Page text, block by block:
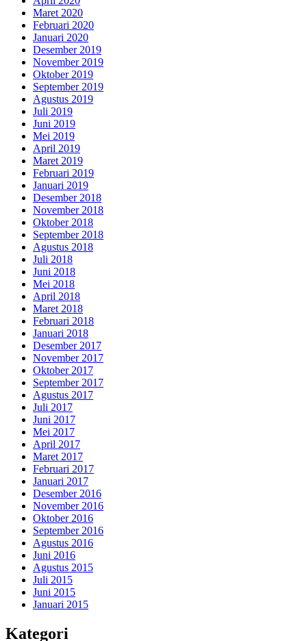
Maret 2020
Februari 2020
Januari 2020
Desember 2019
November 2019
Oktober 2019
September 2019
Agustus 2019
Juli 2019
Juni 2019
Mei 2019
April 2019
Maret 2019
Februari 2019
Januari 2019
Desember 2018
November 2018
Oktober 2018
September 2018
Agustus 2018
Juli 2018
Juni 2018
Mei 2018
April 2018
Maret 2018
Februari 2018
Januari 2018
Desember 2017
November 2017
Oktober 2017
September 2017
Agustus 2017
Juli 2017
Juni 2017
Mei 2017
April 2017
Maret 2017
Februari 2017
Januari 2017
Desember 2016
November 2016
Oktober 2016
September 2016
Agustus 2016
Juni 2016
Agustus 2015
Juli 2015
Juni 2015
Januari 2015
Kategori